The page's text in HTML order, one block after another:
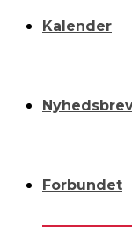
Kalender
Forbundet